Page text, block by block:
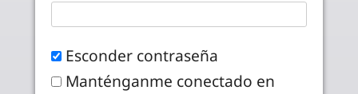
Esconder contraseña
Manténganme conectado en